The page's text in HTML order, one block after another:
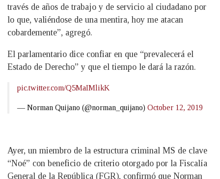
través de años de trabajo y de servicio al ciudadano por
lo que, valiéndose de una mentira, hoy me atacan
cobardemente”, agregó.
El parlamentario dice confiar en que “prevalecerá el
Estado de Derecho” y que el tiempo le dará la razón.
pic.twitter.com/Q5MaIMlikK
— Norman Quijano (@norman_quijano) October 12, 2019
Ayer, un miembro de la estructura criminal MS de clave
“Noé” con beneficio de criterio otorgado por la Fiscalía
General de la República (FGR), confirmó que Norman